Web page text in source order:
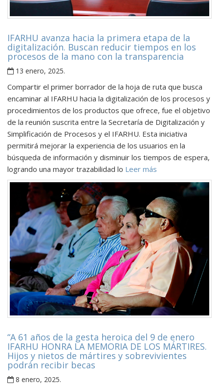
IFARHU avanza hacia la primera etapa de la
digitalización. Buscan reducir tiempos en los
procesos de la mano con la transparencia
13 enero, 2025.
Compartir el primer borrador de la hoja de ruta que busca
encaminar al IFARHU hacia la digitalización de los procesos y
procedimientos de los productos que ofrece, fue el objetivo
de la reunión suscrita entre la Secretaría de Digitalización y
Simplificación de Procesos y el IFARHU. Esta iniciativa
permitirá mejorar la experiencia de los usuarios en la
búsqueda de información y disminuir los tiempos de espera,
logrando una mayor trazabilidad lo Leer más
“A 61 años de la gesta heroica del 9 de enero
IFARHU HONRA LA MEMORIA DE LOS MÁRTIRES.
Hijos y nietos de mártires y sobrevivientes
podrán recibir becas
8 enero, 2025.